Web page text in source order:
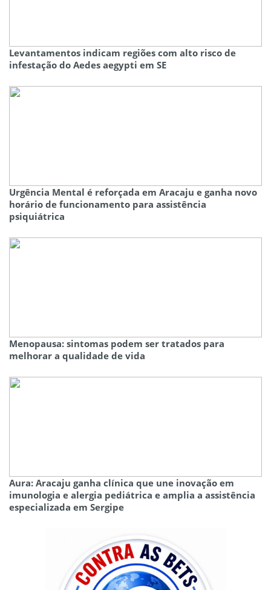
Levantamentos indicam regiões com alto risco de
infestação do Aedes aegypti em SE
Urgência Mental é reforçada em Aracaju e ganha novo
horário de funcionamento para assistência
psiquiátrica
Menopausa: sintomas podem ser tratados para
melhorar a qualidade de vida
Aura: Aracaju ganha clínica que une inovação em
imunologia e alergia pediátrica e amplia a assistência
especializada em Sergipe